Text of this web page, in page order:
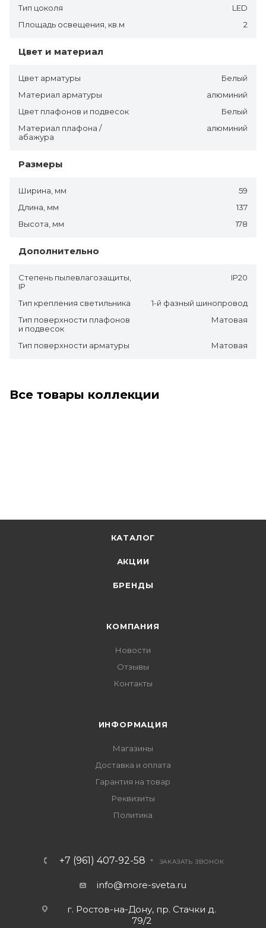
Тип цоколя
LED
Площадь освещения, кв.м
2
Цвет и материал
Цвет арматуры
Белый
Материал арматуры
алюминий
Цвет плафонов и подвесок
Белый
Материал плафона /
абажура
алюминий
Размеры
Ширина, мм
59
Длина, мм
137
Высота, мм
178
Дополнительно
Степень пылевлагозащиты,
IP
IP20
Тип крепления светильника
1-й фазный шинопровод
Тип поверхности плафонов
и подвесок
Матовая
Тип поверхности арматуры Матовая
Все товары коллекции
КАТАЛОГ
АКЦИИ
БРЕНДЫ
КОМПАНИЯ
Новости
Отзывы
Контакты
ИНФОРМАЦИЯ
Магазины
Доставка и оплата
Гарантия на товар
Реквизиты
Политика
+7 (961) 407-92-58 ЗАКАЗАТЬ ЗВОНОК
info@more-sveta.ru
г. Ростов-на-Дону, пр. Стачки д.
79/2